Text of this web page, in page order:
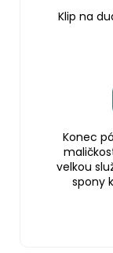
Klip na
Konec
velkou
spony